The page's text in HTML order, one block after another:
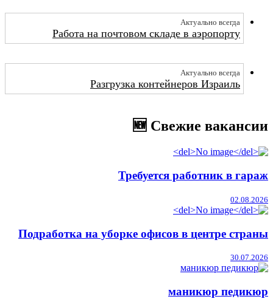
Актуально всегда
Работа на почтовом складе в аэропорту
Актуально всегда
Разгрузка контейнеров Израиль
🆕 Свежие вакансии
Требуется работник в гараж
02.08.2026
Подработка на уборке офисов в центре страны
30.07.2026
маникюр педикюр